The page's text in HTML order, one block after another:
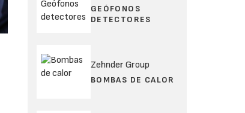
GEÓFONOS
DETECTORES
Zehnder Group
BOMBAS DE CALOR